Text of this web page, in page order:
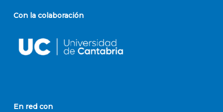
Con la colaboración
En red con